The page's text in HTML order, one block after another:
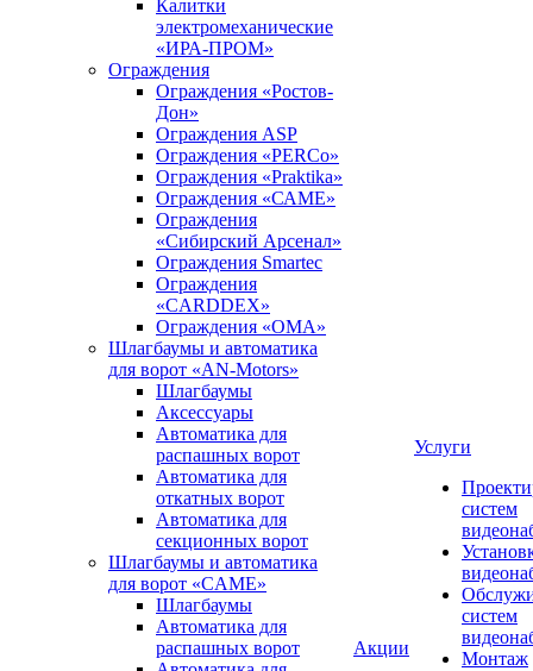
Калитки
электромеханические
«ИРА-ПРОМ»
Ограждения
Ограждения «Ростов-
Дон»
Ограждения ASP
Ограждения «PERCo»
Ограждения «Praktika»
Ограждения «САМЕ»
Ограждения
«Сибирский Арсенал»
Ограждения Smartec
Ограждения
«CARDDEX»
Ограждения «ОМА»
Шлагбаумы и автоматика
для ворот «AN-Motors»
Шлагбаумы
Аксессуары
Автоматика для
распашных ворот
Автоматика для
откатных ворот
Автоматика для
секционных ворот
Шлагбаумы и автоматика
для ворот «CAME»
Шлагбаумы
Автоматика для
распашных ворот
Акции
Услуги
систем
систем
Монтаж